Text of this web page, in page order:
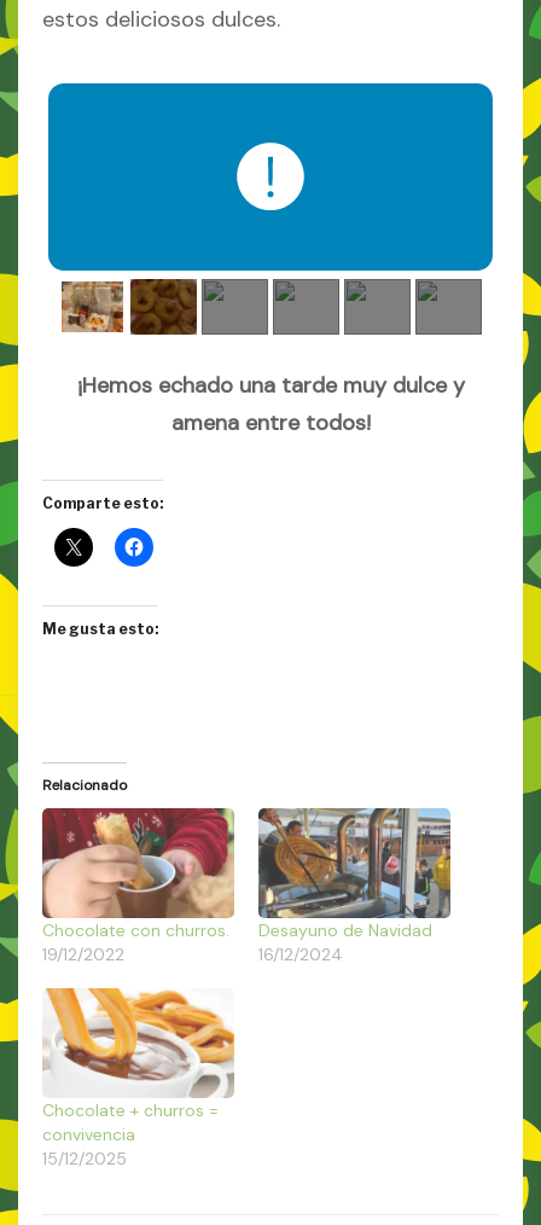
estos deliciosos dulces.
¡Hemos echado una tarde muy dulce y
amena entre todos!
Comparte esto:
Me gusta esto:
Relacionado
Chocolate con churros.
19/12/2022
Desayuno de Navidad
16/12/2024
Chocolate + churros =
convivencia
15/12/2025